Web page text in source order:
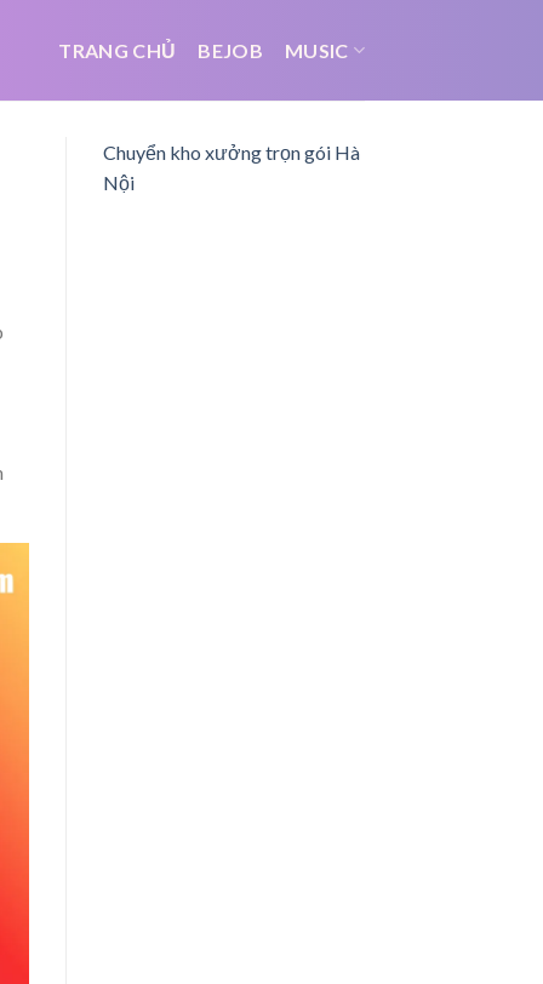
TRANG CHỦ BEJOB MUSIC
Chuyển kho xưởng trọn gói Hà
Nội